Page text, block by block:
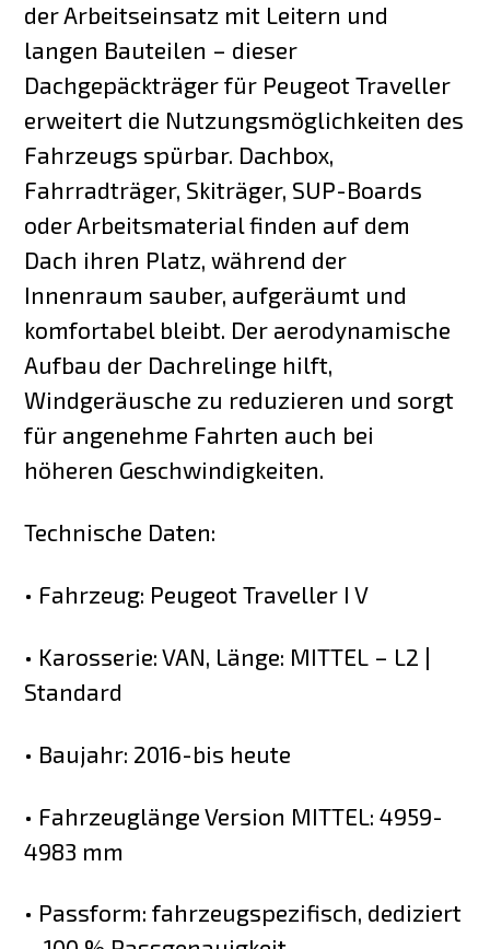
der Arbeitseinsatz mit Leitern und
langen Bauteilen – dieser
Dachgepäckträger für Peugeot Traveller
erweitert die Nutzungsmöglichkeiten des
Fahrzeugs spürbar. Dachbox,
Fahrradträger, Skiträger, SUP-Boards
oder Arbeitsmaterial finden auf dem
Dach ihren Platz, während der
Innenraum sauber, aufgeräumt und
komfortabel bleibt. Der aerodynamische
Aufbau der Dachrelinge hilft,
Windgeräusche zu reduzieren und sorgt
für angenehme Fahrten auch bei
höheren Geschwindigkeiten.
Technische Daten:
• Fahrzeug: Peugeot Traveller I V
• Karosserie: VAN, Länge: MITTEL – L2 |
Standard
• Baujahr: 2016-bis heute
• Fahrzeuglänge Version MITTEL: 4959-
4983 mm
• Passform: fahrzeugspezifisch, dediziert